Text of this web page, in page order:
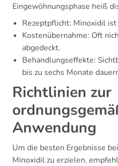
Eingewöhnungsphase heiß
Rezeptpflicht: Minoxidil
Kostenübernahme: Oft
abgedeckt.
Behandlungseffekte:
bis zu sechs Monate
Richtlinien zur
Anwendung
Um die besten Ergebnisse
Minoxidil zu erzielen,